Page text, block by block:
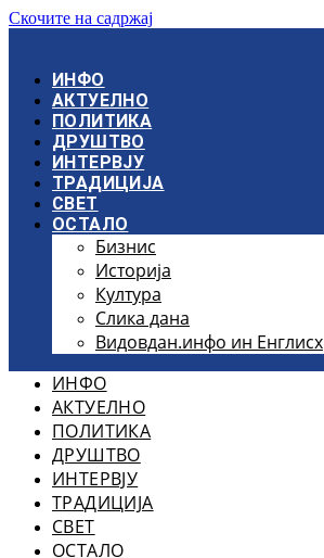
Скочите на садржај
ИНФО
АКТУЕЛНО
ПОЛИТИКА
ДРУШТВО
ИНТЕРВЈУ
ТРАДИЦИЈА
СВЕТ
ОСТАЛО
Бизнис
Историја
Култура
Слика дана
Видовдан.инфо ин Енглисх
ИНФО
АКТУЕЛНО
ПОЛИТИКА
ДРУШТВО
ИНТЕРВЈУ
ТРАДИЦИЈА
СВЕТ
ОСТАЛО